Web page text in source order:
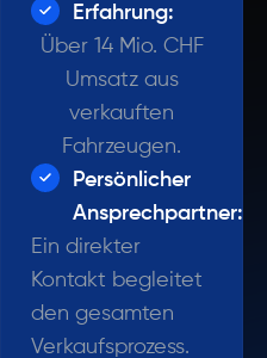
Erfahrung:
Über 14 Mio. CHF
Umsatz aus
verkauften
Fahrzeugen.
Persönlicher
Ansprechpartner:
Ein direkter
Kontakt begleitet
den gesamten
Verkaufsprozess.